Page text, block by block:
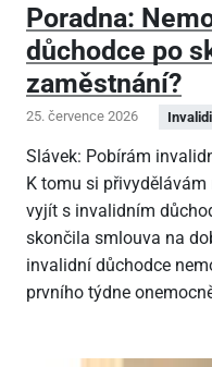
Poradna:
důchodce po
zaměstnání?
25. července 2026
Slávek: Pobírám
K tomu si
vyjít s invalidním
skončila smlouva na
invalidní důchodce
prvního týdne